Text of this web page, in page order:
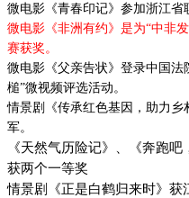
微电影《青春印记》参加浙江省
微电影《非洲有约》是为“中非
赛获奖。
微电影《父亲告状》登录中国
槌”微视频评选活动。
情景剧《传承红色基因，助力
军。
《天然气历险记》、《奔跑
获两个一等奖
情景剧《正是白鹤归来时》获